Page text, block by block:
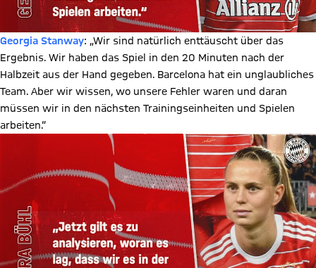
Georgia Stanway: „Wir sind natürlich enttäuscht über das
Ergebnis. Wir haben das Spiel in den 20 Minuten nach der
Halbzeit aus der Hand gegeben. Barcelona hat ein unglaubliches
Team. Aber wir wissen, wo unsere Fehler waren und daran
müssen wir in den nächsten Trainingseinheiten und Spielen
arbeiten.“